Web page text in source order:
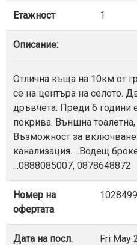
Етажност 1
Описание:
Отлична къща на 10км от
се на центъра на селото.
дръвчета. Преди 6 години
покрива. Външна тоалетна,
Възможност за
канализация.....Водещ
...0888085007, 0878648872
Номер на
офертата
1028499
Дата на посл.
Fri May